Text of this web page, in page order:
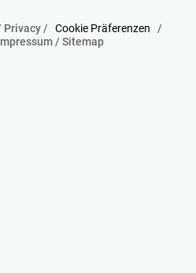
Privacy/ Cookie Präferenzen
/
/ Sitemap